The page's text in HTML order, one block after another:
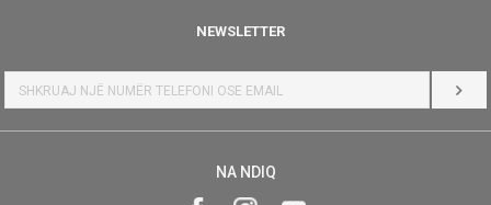
NEWSLETTER
HYR
NA NDIQ